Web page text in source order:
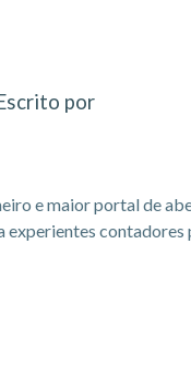
por
e maior portal de
contadores